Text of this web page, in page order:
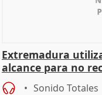
Extremadura
alcance para no
Sonido Totales